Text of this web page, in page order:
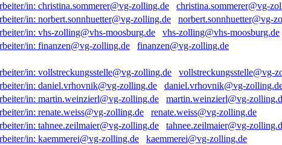
christina.sommerer@vg-
norbert.sonnhuetter@vg-
vhs-zolling@vhs-moosburg.de
finanzen@vg-zolling.de
vollstreckungsstelle@vg-
daniel.vrhovnik@vg-
martin.weinzierl@vg-
renate.weiss@vg-zolling.de
tahnee.zeilmaier@vg-
kaemmerei@vg-zolling.de